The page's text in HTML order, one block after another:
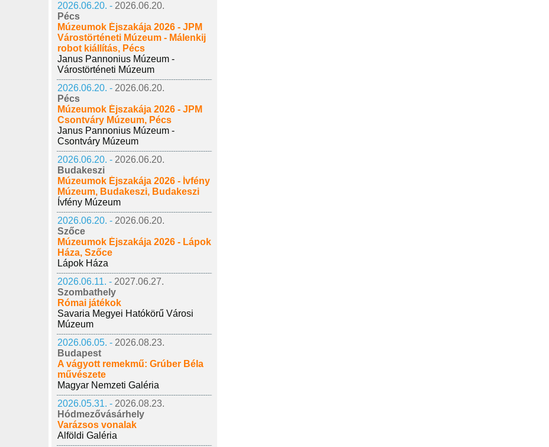
2026.06.20. - 2026.06.20.
Pécs
Múzeumok Éjszakája 2026 - JPM
Várostörténeti Múzeum - Málenkij
robot kiállítás, Pécs
Janus Pannonius Múzeum -
Várostörténeti Múzeum
2026.06.20. - 2026.06.20.
Pécs
Múzeumok Éjszakája 2026 - JPM
Csontváry Múzeum, Pécs
Janus Pannonius Múzeum -
Csontváry Múzeum
2026.06.20. - 2026.06.20.
Budakeszi
Múzeumok Éjszakája 2026 - Ívfény
Múzeum, Budakeszi, Budakeszi
Ívfény Múzeum
2026.06.20. - 2026.06.20.
Szőce
Múzeumok Éjszakája 2026 - Lápok
Háza, Szőce
Lápok Háza
2026.06.11. - 2027.06.27.
Szombathely
Római játékok
Savaria Megyei Hatókörű Városi
Múzeum
2026.06.05. - 2026.08.23.
Budapest
A vágyott remekmű: Grúber Béla
művészete
Magyar Nemzeti Galéria
2026.05.31. - 2026.08.23.
Hódmezővásárhely
Varázsos vonalak
Alföldi Galéria